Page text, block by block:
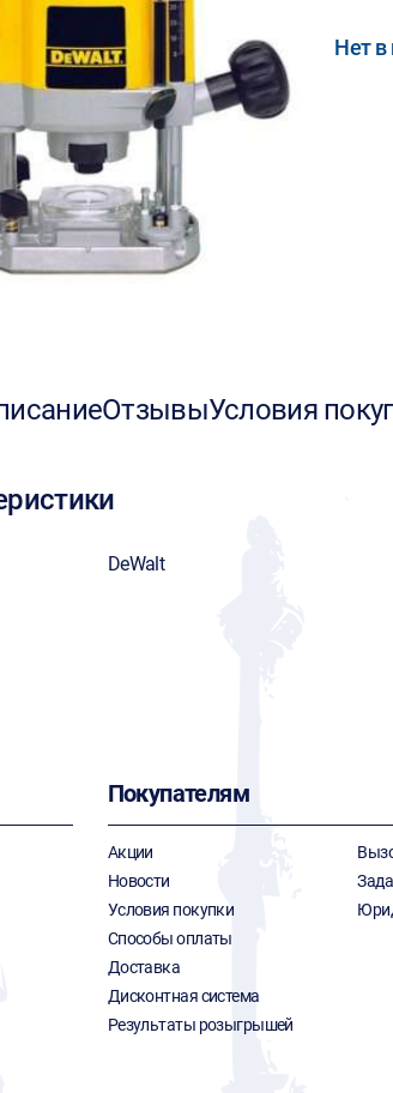
Нет в
ОтзывыУсловия
DeWalt
Покупателям
Акции
Новости
Условия покупки
Способы оплаты
Доставка
Дисконтная система
Результаты розыгрышей